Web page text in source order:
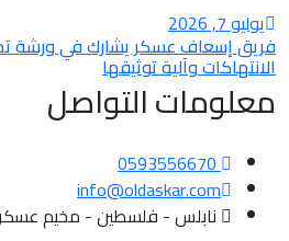
يوليو7
, 2026
فريق إسعاف عسكر يشارك في ورشة
الانتهاكات وآلية توثيقها
معلومات التواصل
0593556670
info@oldaskar.com
نابلس - فلسطين - مخيم